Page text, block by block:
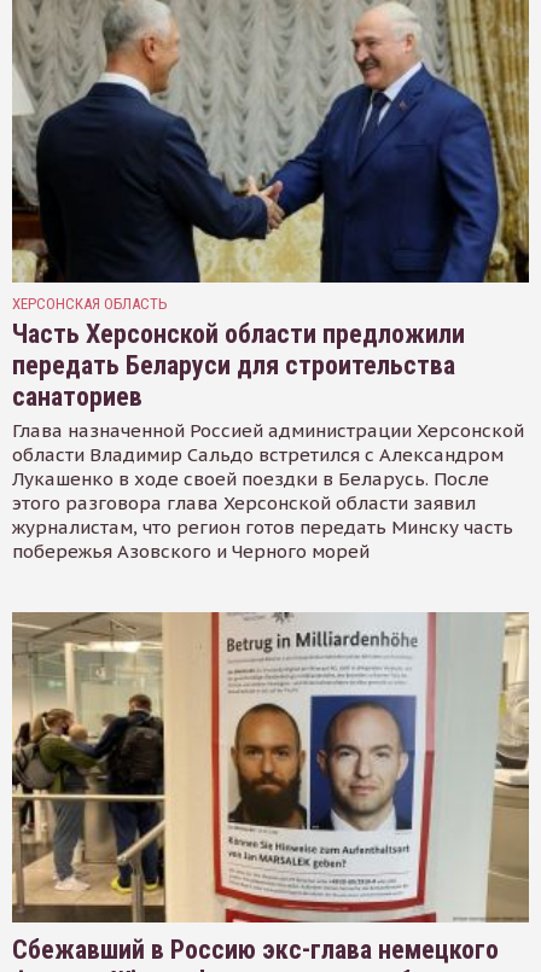
ХЕРСОНСКАЯ ОБЛАСТЬ
Часть Херсонской области предложили
передать Беларуси для строительства
санаториев
Глава назначенной Россией администрации Херсонской
области Владимир Сальдо встретился с Александром
Лукашенко в ходе своей поездки в Беларусь. После
этого разговора глава Херсонской области заявил
журналистам, что регион готов передать Минску часть
побережья Азовского и Черного морей
Сбежавший в Россию экс-глава немецкого